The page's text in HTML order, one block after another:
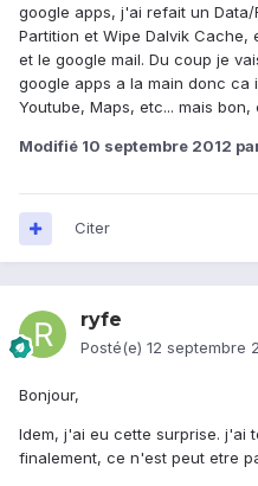
google apps, j'ai refait un
Partition et Wipe Dalvik Cache,
et le google mail. Du coup je
google apps a la main donc ca
Youtube, Maps, etc... mais
Modifié 10 septembre 2012
Citer
ryfe
Posté(e) 12 septembre
Bonjour,
Idem, j'ai eu cette surprise. j'ai
finalement, ce n'est peut etre